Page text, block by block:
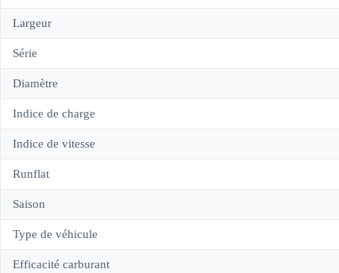
Largeur
Série
Diamètre
Indice de charge
Indice de vitesse
Runflat
Saison
Type de véhicule
Efficacité carburant